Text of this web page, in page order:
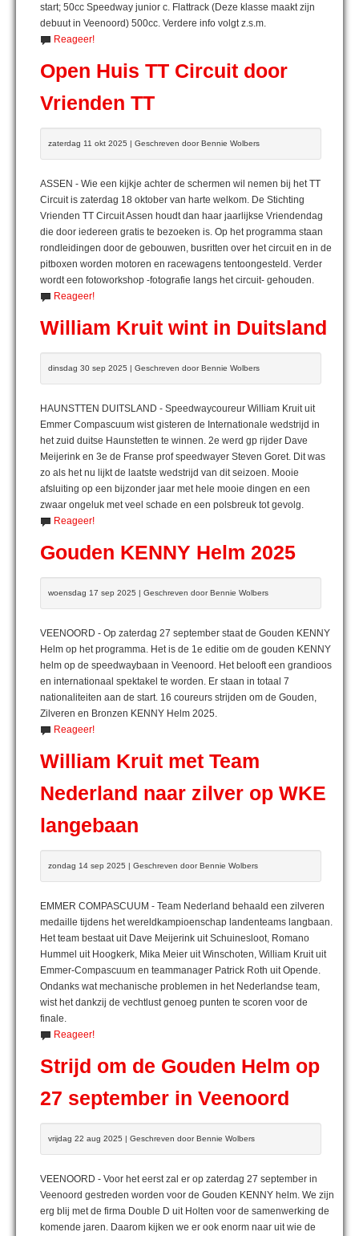
start; 50cc Speedway junior c. Flattrack (Deze klasse maakt zijn
debuut in Veenoord) 500cc. Verdere info volgt z.s.m.
Reageer!
Open Huis TT Circuit door
Vrienden TT
zaterdag 11 okt 2025 | Geschreven door Bennie Wolbers
ASSEN - Wie een kijkje achter de schermen wil nemen bij het TT
Circuit is zaterdag 18 oktober van harte welkom. De Stichting
Vrienden TT Circuit Assen houdt dan haar jaarlijkse Vriendendag
die door iedereen gratis te bezoeken is. Op het programma staan
rondleidingen door de gebouwen, busritten over het circuit en in de
pitboxen worden motoren en racewagens tentoongesteld. Verder
wordt een fotoworkshop -fotografie langs het circuit- gehouden.
Reageer!
William Kruit wint in Duitsland
dinsdag 30 sep 2025 | Geschreven door Bennie Wolbers
HAUNSTTEN DUITSLAND - Speedwaycoureur William Kruit uit
Emmer Compascuum wist gisteren de Internationale wedstrijd in
het zuid duitse Haunstetten te winnen. 2e werd gp rijder Dave
Meijerink en 3e de Franse prof speedwayer Steven Goret. Dit was
zo als het nu lijkt de laatste wedstrijd van dit seizoen. Mooie
afsluiting op een bijzonder jaar met hele mooie dingen en een
zwaar ongeluk met veel schade en een polsbreuk tot gevolg.
Reageer!
Gouden KENNY Helm 2025
woensdag 17 sep 2025 | Geschreven door Bennie Wolbers
VEENOORD - Op zaterdag 27 september staat de Gouden KENNY
Helm op het programma. Het is de 1e editie om de gouden KENNY
helm op de speedwaybaan in Veenoord. Het belooft een grandioos
en internationaal spektakel te worden. Er staan in totaal 7
nationaliteiten aan de start. 16 coureurs strijden om de Gouden,
Zilveren en Bronzen KENNY Helm 2025.
Reageer!
William Kruit met Team
Nederland naar zilver op WKE
langebaan
zondag 14 sep 2025 | Geschreven door Bennie Wolbers
EMMER COMPASCUUM - Team Nederland behaald een zilveren
medaille tijdens het wereldkampioenschap landenteams langbaan.
Het team bestaat uit Dave Meijerink uit Schuinesloot, Romano
Hummel uit Hoogkerk, Mika Meier uit Winschoten, William Kruit uit
Emmer-Compascuum en teammanager Patrick Roth uit Opende.
Ondanks wat mechanische problemen in het Nederlandse team,
wist het dankzij de vechtlust genoeg punten te scoren voor de
finale.
Reageer!
Strijd om de Gouden Helm op
27 september in Veenoord
vrijdag 22 aug 2025 | Geschreven door Bennie Wolbers
VEENOORD - Voor het eerst zal er op zaterdag 27 september in
Veenoord gestreden worden voor de Gouden KENNY helm. We zijn
erg blij met de firma Double D uit Holten voor de samenwerking de
komende jaren. Daarom kijken we er ook enorm naar uit wie de